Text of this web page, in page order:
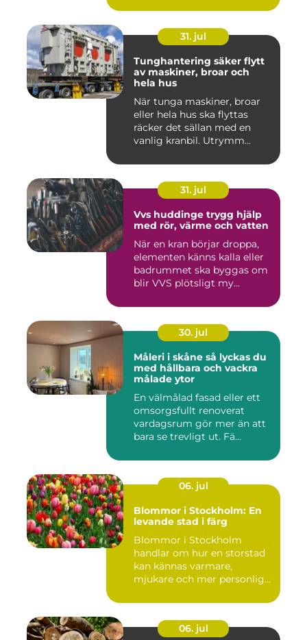
31. jul
Tunghantering säker flytt
av maskiner, broar och
hela hus
När tunga maskiner, broar
eller hela hus ska flyttas
räcker det sällan med en
vanlig kranbil. Utrymm...
31. jul
Vvs huddinge trygg hjälp
med rör, värme och vatten
När en kran börjar droppa,
elementen känns kalla eller
badrummet ska byggas om
blir VVS plötsligt my...
30. jul
Måleri i skåne så lyckas du
med hållbara och vackra
målade ytor
En välmålad fasad eller ett
omsorgsfullt renoverat
vardagsrum gör mer än att
bara se trevligt ut. Fä...
06. jul
Blommor i Stockholm: En
levande stad i färg
Blommor i Stockholm
handlar om hur en storstad
kan kännas varmare,
mjukare och mer personlig
06. jul